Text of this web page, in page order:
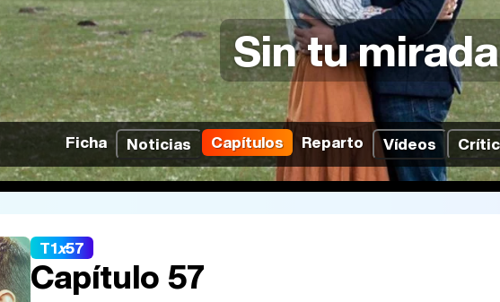
Sin tu mirada
Ficha Noticias Capítulos Reparto Vídeos
T1x57
Capítulo 57